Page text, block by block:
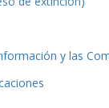
y las